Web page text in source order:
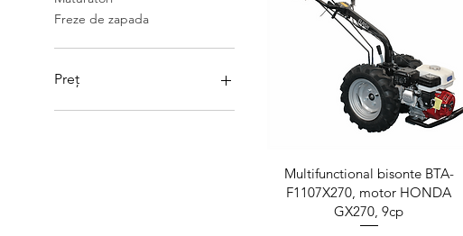
Freze de zapada
Preț
Afișare rapidă
Multifunctional bisonte BTA-
F1107X270, motor HONDA
GX270, 9cp